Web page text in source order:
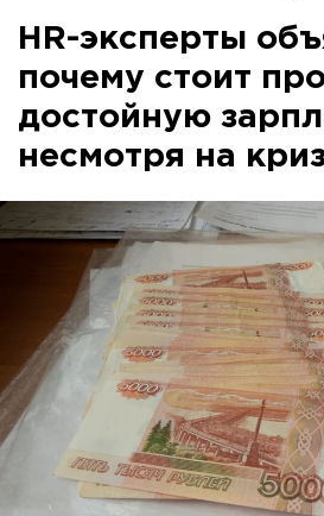
HR-эксперты
почему стоит
достойную
несмотря на